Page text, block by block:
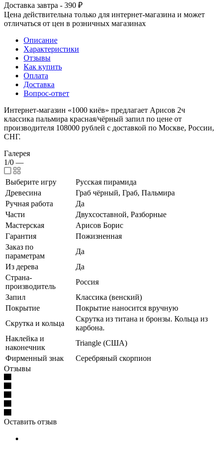
Доставка завтра - 390 ₽
Цена действительна только для интернет-магазина и может
отличаться от цен в розничных магазинах
Описание
Характеристики
Отзывы
Как купить
Оплата
Доставка
Вопрос-ответ
Интернет-магазин «1000 киёв» предлагает Арисов 2ч
классика пальмира красная/чёрный запил по цене от
производителя 108000 рублей с доставкой по Москве, России,
СНГ.
Галерея
1/0 —
Выберите игру
Русская пирамида
Древесина
Граб чёрный, Граб, Пальмира
Ручная работа
Да
Части
Двухсоставной, Разборные
Мастерская
Арисов Борис
Гарантия
Пожизненная
Заказ по
параметрам
Да
Из дерева
Да
Страна-
производитель
Россия
Запил
Классика (венский)
Покрытие
Покрытие наносится вручную
Скрутка и кольца
Скрутка из титана и бронзы. Кольца из
карбона.
Наклейка и
наконечник
Triangle (США)
Фирменный знак
Серебряный скорпион
Отзывы
Оставить отзыв